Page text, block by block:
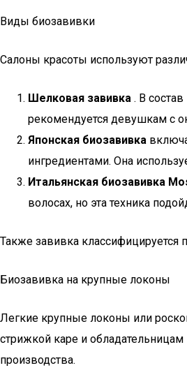
Виды биозавивки
Салоны красоты используют
Шелковая завивка . В
рекомендуется девушкам с
Японская биозавивка
ингредиентами. Она
Итальянская биозавивка
волосах, но эта техника
Также завивка классифицируется
Биозавивка на крупные локоны
Легкие крупные локоны или
стрижкой каре и
производства.